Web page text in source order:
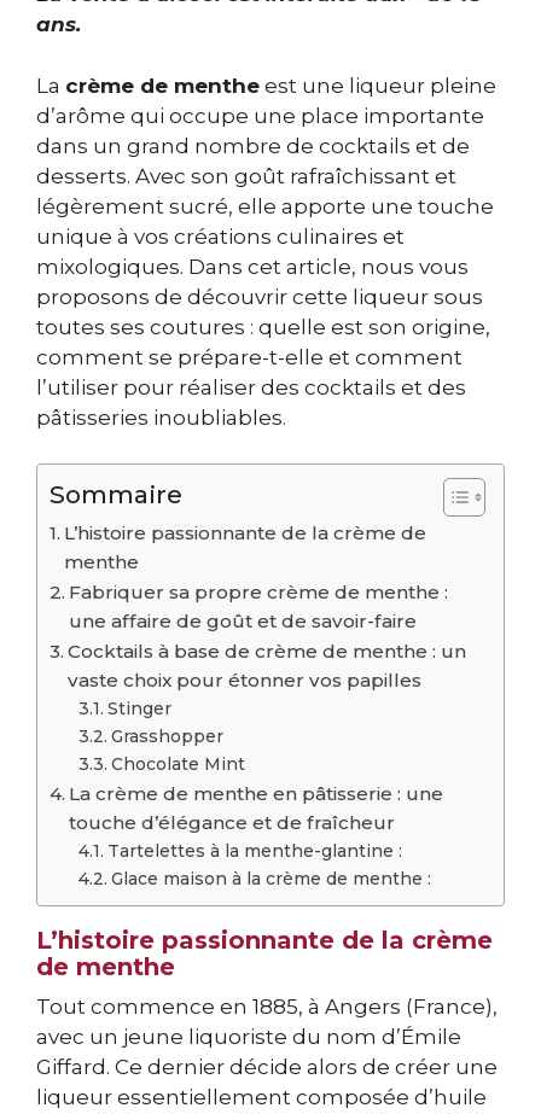
ans.
La crème de menthe est une liqueur pleine
d’arôme qui occupe une place importante
dans un grand nombre de cocktails et de
desserts. Avec son goût rafraîchissant et
légèrement sucré, elle apporte une touche
unique à vos créations culinaires et
mixologiques. Dans cet article, nous vous
proposons de découvrir cette liqueur sous
toutes ses coutures : quelle est son origine,
comment se prépare-t-elle et comment
l’utiliser pour réaliser des cocktails et des
pâtisseries inoubliables.
Sommaire
L’histoire passionnante de la crème de
menthe
Fabriquer sa propre crème de menthe :
une affaire de goût et de savoir-faire
Cocktails à base de crème de menthe : un
vaste choix pour étonner vos papilles
Stinger
Grasshopper
Chocolate Mint
La crème de menthe en pâtisserie : une
touche d’élégance et de fraîcheur
Tartelettes à la menthe-glantine :
Glace maison à la crème de menthe :
L’histoire passionnante de la crème
de menthe
Tout commence en 1885, à Angers (France),
avec un jeune liquoriste du nom d’Émile
Giffard. Ce dernier décide alors de créer une
liqueur essentiellement composée d’huile